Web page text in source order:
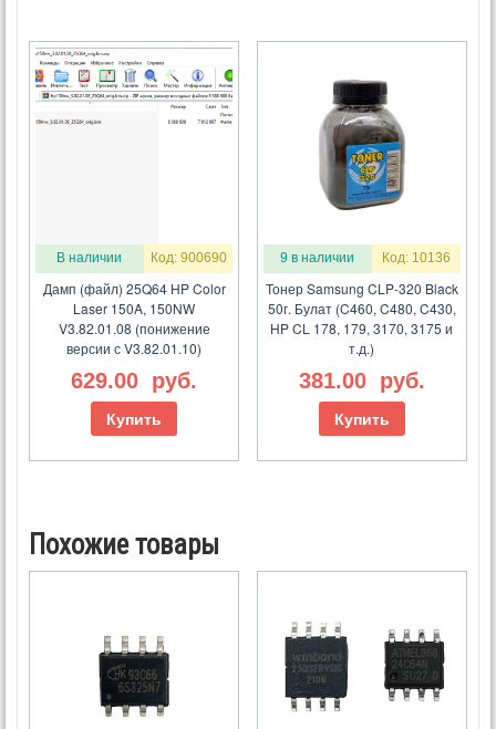
В наличии Код: 900690
Дамп (файл) 25Q64 HP Color
Laser 150A, 150NW
V3.82.01.08 (понижение
версии с V3.82.01.10)
629.00 руб.
Купить
9 в наличии Код: 10136
Тонер Samsung CLP-320 Black
50г. Булат (C460, C480, C430,
HP CL 178, 179, 3170, 3175 и
т.д.)
381.00 руб.
Купить
Похожие товары